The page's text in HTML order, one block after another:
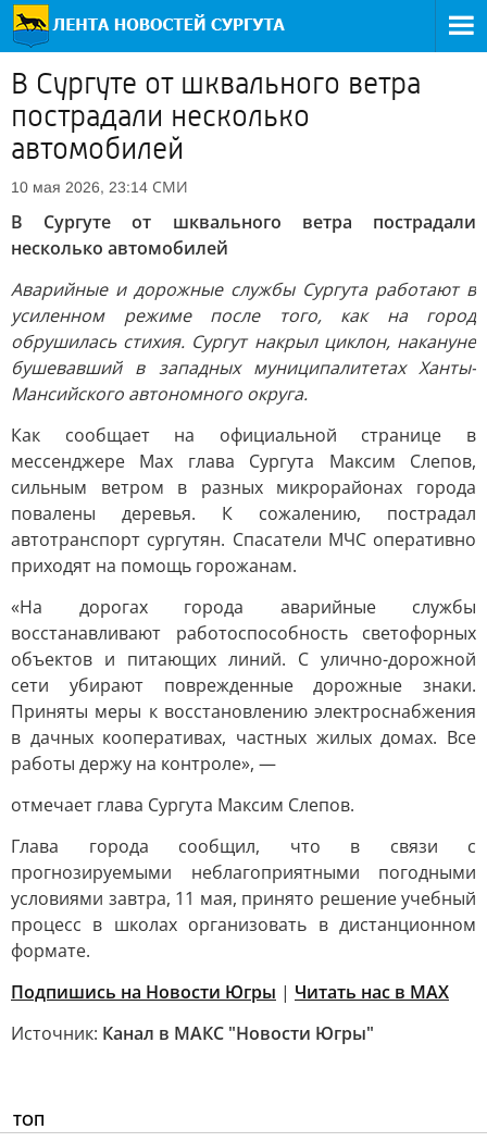
В Сургуте от шквального ветра
пострадали несколько
автомобилей
10 мая 2026, 23:14 СМИ
В Сургуте от шквального ветра пострадали
несколько автомобилей
Аварийные и дорожные службы Сургута работают в
усиленном режиме после того, как на город
обрушилась стихия. Сургут накрыл циклон, накануне
бушевавший в западных муниципалитетах Ханты-
Мансийского автономного округа.
Как сообщает на официальной странице в
мессенджере Мах глава Сургута Максим Слепов,
сильным ветром в разных микрорайонах города
повалены деревья. К сожалению, пострадал
автотранспорт сургутян. Спасатели МЧС оперативно
приходят на помощь горожанам.
«На дорогах города аварийные службы
восстанавливают работоспособность светофорных
объектов и питающих линий. С улично-дорожной
сети убирают поврежденные дорожные знаки.
Приняты меры к восстановлению электроснабжения
в дачных кооперативах, частных жилых домах. Все
работы держу на контроле», —
отмечает глава Сургута Максим Слепов.
Глава города сообщил, что в связи с
прогнозируемыми неблагоприятными погодными
условиями завтра, 11 мая, принято решение учебный
процесс в школах организовать в дистанционном
формате.
Подпишись на Новости Югры | Читать нас в MAX
Источник: Канал в МАКС "Новости Югры"
ТОП